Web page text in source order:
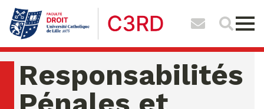
Responsabilités